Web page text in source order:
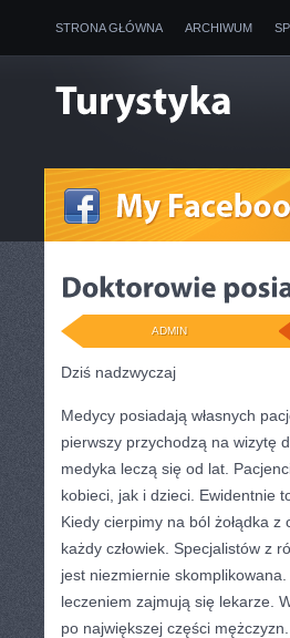
STRONA GŁÓWNA ARCHIWUM
ADMIN
Dziś nadzwyczaj
Medycy posiadają własnych
pierwszy przychodzą na wizytę
medyka leczą się od lat.
kobieci, jak i dzieci. Ewidentnie
Kiedy cierpimy na ból żołądka
każdy człowiek. Specjalistów z
jest niezmiernie
leczeniem zajmują się lekarze.
po największej części